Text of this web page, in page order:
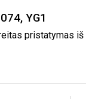
YG1
pristatymas